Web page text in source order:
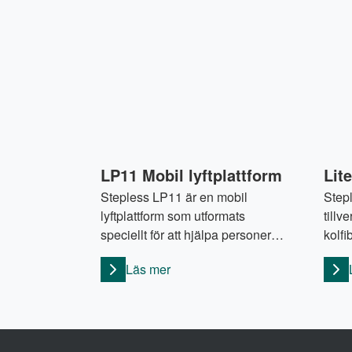
LP11 Mobil lyftplattform
Stepless LP11 är en mobil
lyftplattform som utformats
speciellt för att hjälpa personer
med nedsatt rörelseförmåga att
smidigt ta sig in och ut ur tåg.
vilken gör den så mångsidig att
Läs mer
av
kan